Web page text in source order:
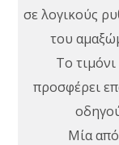
σε λογικούς
του
Το
προσφέρει
Μία από